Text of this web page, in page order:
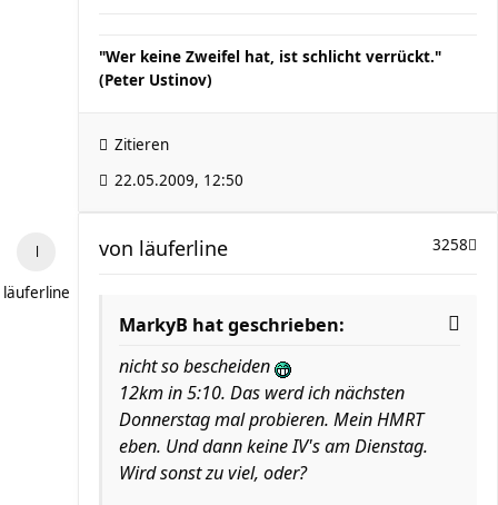
"Wer keine Zweifel hat, ist schlicht verrückt."
(Peter Ustinov)
Zitieren
22.05.2009, 12:50
läuferline
3258
von läuferline
MarkyB hat geschrieben:
nicht so bescheiden
12km in 5:10. Das werd ich nächsten
Donnerstag mal probieren. Mein HMRT
eben. Und dann keine IV's am Dienstag.
Wird sonst zu viel, oder?